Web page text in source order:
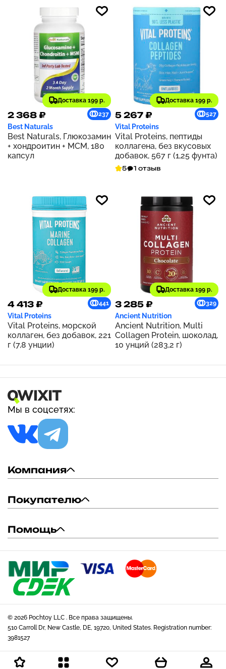
гиалуроновой кислотой и
витамином C, с
нейтральным вкусом, 1 кг
(2,2 фунта)
Доставка 199 р.
2 368 ₽ 237
Best Naturals
Best Naturals, Глюкозамин
+ хондроитин + МСМ, 180
капсул
Доставка 199 р.
5 267 ₽ 527
Vital Proteins
Vital Proteins, пептиды
коллагена, без вкусовых
добавок, 567 г (1,25 фунта)
5 1 отзыв
Доставка 199 р.
4 413 ₽ 441
Vital Proteins
Vital Proteins, морской
коллаген, без добавок, 221
г (7,8 унции)
Доставка 199 р.
3 285 ₽ 329
Ancient Nutrition
Ancient Nutrition, Multi
Collagen Protein, шоколад,
10 унций (283,2 г)
Мы в соцсетях:
Компания
Покупателю
Помощь
© 2026 Pochtoy LLC . Все права защищены.
510 Carroll Dr, New Castle, DE, 19720, United States. Registration number:
3981527